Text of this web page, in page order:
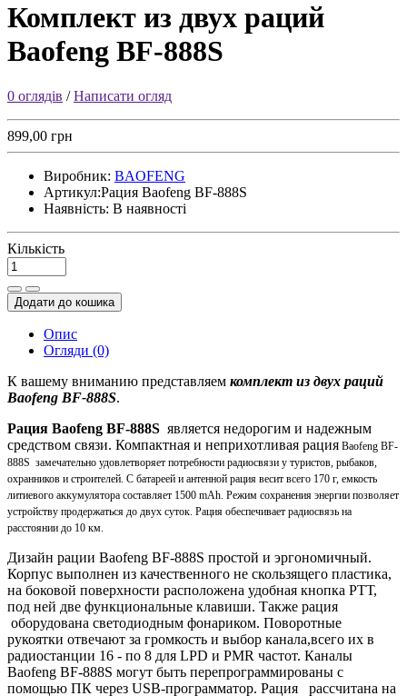
Комплект из двух раций
Baofeng BF-888S
0 оглядів /Написати огляд
899,00 грн
Виробник: BAOFENG
Артикул:Рация Baofeng BF-888S
Наявність: В наявності
Кількість
Додати до кошика
Опис
Огляди (0)
К вашему вниманию представляем комплект из двух раций
Baofeng BF-888S.
Рация Baofeng BF-888S является недорогим и надежным
средством связи. Компактная и неприхотливая рация Baofeng BF-
888S замечательно удовлетворяет потребности радиосвязи у туристов, рыбаков,
охранников и строителей. С батареей и антенной рация весит всего 170 г, емкость
литиевого аккумулятора составляет 1500 mAh. Режим сохранения энергии позволяет
устройству продержаться до двух суток. Рация обеспечивает радиосвязь на
расстоянии до 10 км.
Дизайн рации Baofeng BF-888S простой и эргономичный.
Корпус выполнен из качественного не скользящего пластика,
на боковой поверхности расположена удобная кнопка РТТ,
под ней две функциональные клавиши. Также рация
оборудована светодиодным фонариком. Поворотные
рукоятки отвечают за громкость и выбор канала,всего их в
радиостанции 16 - по 8 для LPD и PMR частот. Каналы
Baofeng BF-888S могут быть перепрограммированы с
помощью ПК через USB-программатор. Рация рассчитана на